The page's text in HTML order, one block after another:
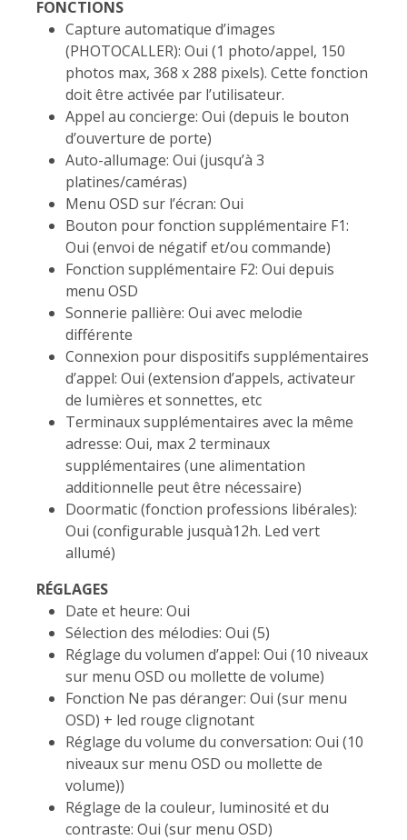
FONCTIONS
Capture automatique d’images
(PHOTOCALLER): Oui (1 photo/appel, 150
photos max, 368 x 288 pixels). Cette fonction
doit être activée par l’utilisateur.
Appel au concierge: Oui (depuis le bouton
d’ouverture de porte)
Auto-allumage: Oui (jusqu’à 3
platines/caméras)
Menu OSD sur l’écran: Oui
Bouton pour fonction supplémentaire F1:
Oui (envoi de négatif et/ou commande)
Fonction supplémentaire F2: Oui depuis
menu OSD
Sonnerie pallière: Oui avec melodie
différente
Connexion pour dispositifs supplémentaires
d’appel: Oui (extension d’appels, activateur
de lumières et sonnettes, etc
Terminaux supplémentaires avec la même
adresse: Oui, max 2 terminaux
supplémentaires (une alimentation
additionnelle peut être nécessaire)
Doormatic (fonction professions libérales):
Oui (configurable jusquà12h. Led vert
allumé)
RÉGLAGES
Date et heure: Oui
Sélection des mélodies: Oui (5)
Réglage du volumen d’appel: Oui (10 niveaux
sur menu OSD ou mollette de volume)
Fonction Ne pas déranger: Oui (sur menu
OSD) + led rouge clignotant
Réglage du volume du conversation: Oui (10
niveaux sur menu OSD ou mollette de
volume))
Réglage de la couleur, luminosité et du
contraste: Oui (sur menu OSD)